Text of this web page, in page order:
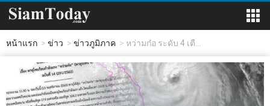
หน้าแรก ข่าว ข่าวภูมิภาค หว่ามก๋อ ระดับ 4 เตื...